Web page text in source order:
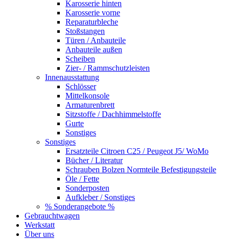
Karosserie hinten
Karosserie vorne
Reparaturbleche
Stoßstangen
Türen / Anbauteile
Anbauteile außen
Scheiben
Zier- / Rammschutzleisten
Innenausstattung
Schlösser
Mittelkonsole
Armaturenbrett
Sitzstoffe / Dachhimmelstoffe
Gurte
Sonstiges
Sonstiges
Ersatzteile Citroen C25 / Peugeot J5/ WoMo
Bücher / Literatur
Schrauben Bolzen Normteile Befestigungsteile
Öle / Fette
Sonderposten
Aufkleber / Sonstiges
% Sonderangebote %
Gebrauchtwagen
Werkstatt
Über uns